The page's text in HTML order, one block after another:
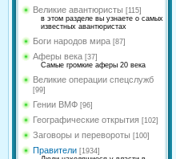
Великие авантюристы [115]
в этом разделе вы узнаете о самых
известных авантюристах
Боги народов мира [87]
Аферы века [37]
Самые громкие аферы 20 века
Великие операции спецслужб
[99]
Гении ВМФ [96]
Географические открытия [102]
Заговоры и перевороты [100]
Правители [1934]